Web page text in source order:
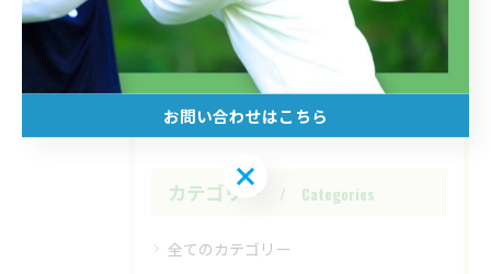
カテゴリー Categories
全てのカテゴリー
お問い合わせはこちら
お問い合わせはこちら